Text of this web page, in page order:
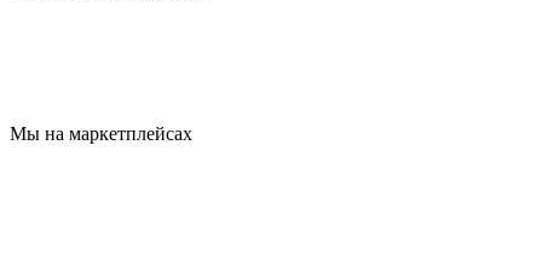
Мы на маркетплейсах